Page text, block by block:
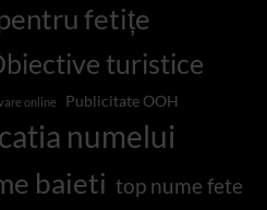
fetițe
turistice
online Publicitate OOH
numelui
baieti top nume fete